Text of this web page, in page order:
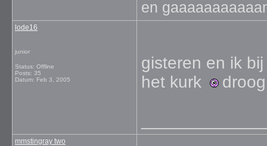
en
lode16
junior
Status: Offline
Posts: 35
Datum: Feb 3, 2005
gisteren en ik
het kurk
mmstingray two